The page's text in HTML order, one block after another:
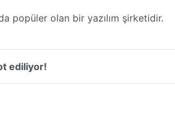
popüler olan bir yazılım şirketidir.
ediliyor!